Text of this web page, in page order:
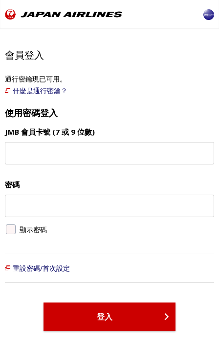
會員登入
通行密鑰現已可用。
什麼是通行密鑰？
使用密碼登入
JMB 會員卡號 (7 或 9 位數)
密碼
顯示密碼
重設密碼/首次設定
登入